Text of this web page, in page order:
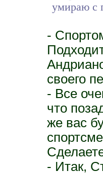
умираю с
-
своего
- Все
что
же вас
- Итак,